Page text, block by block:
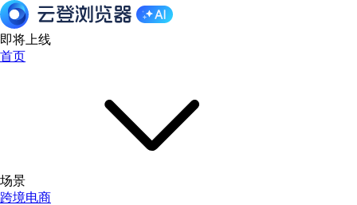
即将上线
首页
场景
跨境电商